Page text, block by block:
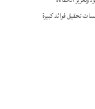
تحقيق فوائد كبيرة